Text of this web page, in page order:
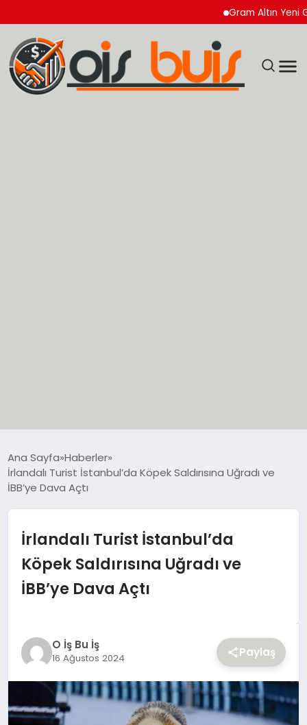
Gram Altın Yeni
EKONOMİ
SPOR
Ana Sayfa Haberler
İrlandalı Turist İstanbul’da Köpek Saldırısına Uğradı ve
İBB’ye Dava Açtı
İrlandalı Turist İstanbul’da
Köpek Saldırısına Uğradı ve
İBB’ye Dava Açtı
O İş Bu İş
16 Ağustos 2024 Paylaş